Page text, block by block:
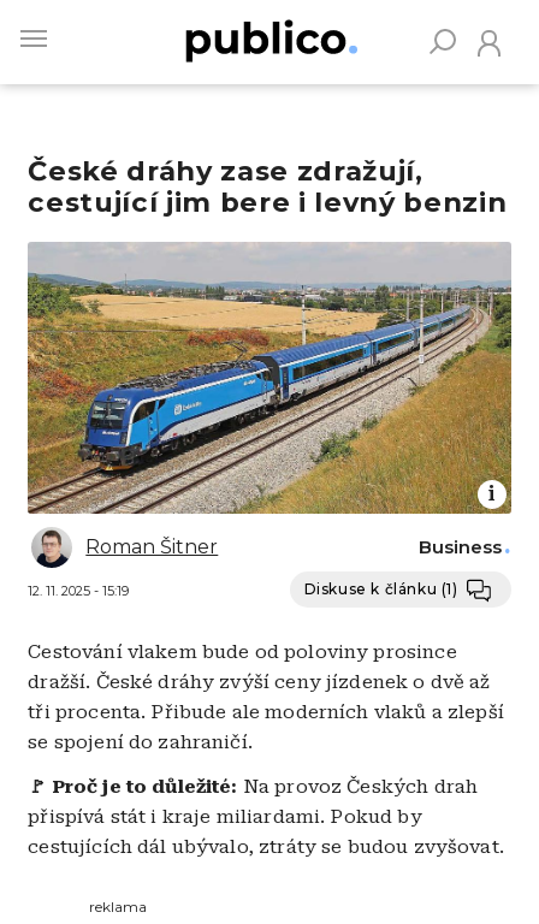
main
České dráhy zase zdražují,
cestující jim bere i levný benzin
Obrázek
Roman Šitner
12. 11. 2025 - 15:19
Business
Diskuse k článku (1)
Cestování vlakem bude od poloviny prosince
dražší. České dráhy zvýší ceny jízdenek o dvě až
tři procenta. Přibude ale moderních vlaků a zlepší
se spojení do zahraničí.
🚩 Proč je to důležité: Na provoz Českých drah
přispívá stát i kraje miliardami. Pokud by
cestujících dál ubývalo, ztráty se budou zvyšovat.
reklama
Vyhledávejte na Publiku